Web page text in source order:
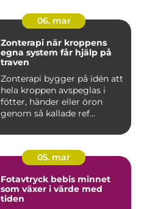
06. mar
Zonterapi när kroppens
egna system får hjälp på
traven
Zonterapi bygger på idén att
hela kroppen avspeglas i
fötter, händer eller öron
genom så kallade ref...
05. mar
Fotavtryck bebis minnet
som växer i värde med
tiden